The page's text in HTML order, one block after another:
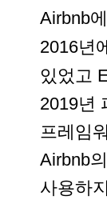
Airbnb
2016년
있었고
2019년
프레임
Airbnb
사용하